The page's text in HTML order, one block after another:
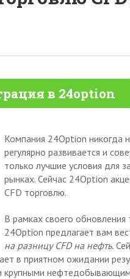
в 24option
Компания 24Option никогда
регулярно развивается и
только лучшие условия для
рынках. Сейчас 24Option
CFD торговлю.
В рамках своего обновления
24Option предлагает вам
на разницу CFD на нефть.
в приятном ожидании